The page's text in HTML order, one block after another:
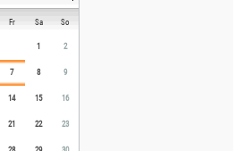
Fr Sa So
1 2
7 8 9
14 15 16
21 22 23